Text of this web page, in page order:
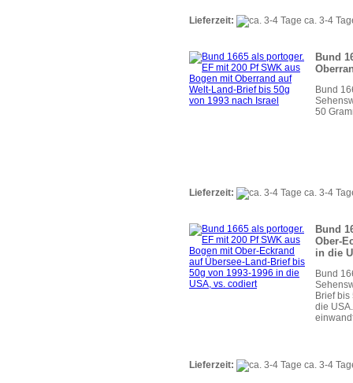
Lieferzeit: ca. 3-4
Bund
Bund
50
Lieferzeit: ca. 3-4
Bund
Ober-
in die
Bund
Brief
die
Lieferzeit: ca. 3-4